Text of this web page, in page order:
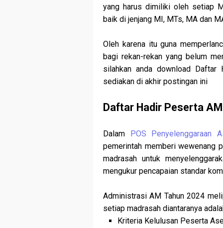
yang harus dimiliki oleh setiap
baik di jenjang MI, MTs, MA dan
Oleh karena itu guna
bagi rekan-rekan yang belum
silahkan anda download
sediakan di akhir postingan ini
Daftar Hadir Peserta
Dalam POS Penyelenggaraan
pemerintah memberi wewenang
madrasah untuk
mengukur pencapaian standar
Administrasi AM Tahun 2024
setiap madrasah diantaranya
Kriteria Kelulusan Peserta